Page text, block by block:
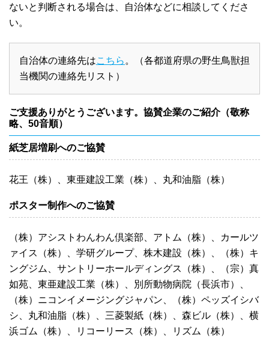
ないと判断される場合は、自治体などに相談してくださ
い。
自治体の連絡先はこちら 。（各都道府県の野生鳥獣担
当機関の連絡先リスト）
ご支援ありがとうございます。協賛企業のご紹介（敬称
略、50音順）
紙芝居増刷へのご協賛
花王（株）、東亜建設工業（株）、丸和油脂（株）
ポスター制作へのご協賛
（株）アシストわんわん倶楽部、アトム（株）、カールツ
ァイス（株）、学研グループ、株木建設（株）、（株）キ
ングジム、サントリーホールディングス（株）、（宗）真
如苑、東亜建設工業（株）、別所動物病院（長浜市）、
（株）ニコンイメージングジャパン、（株）ペッズイシバ
シ、丸和油脂（株）、三菱製紙（株）、森ビル（株）、横
浜ゴム（株）、リコーリース（株）、リズム（株）